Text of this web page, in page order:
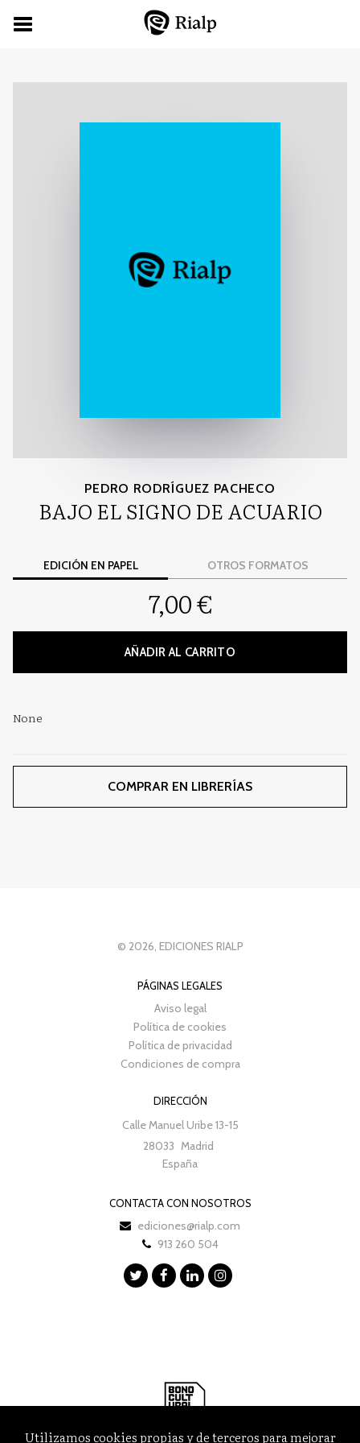
PEDRO RODRÍGUEZ PACHECO
BAJO EL SIGNO DE ACUARIO
EDICIÓN EN PAPEL OTROS FORMATOS
7,00 €
AÑADIR AL CARRITO
None
COMPRAR EN LIBRERÍAS
© 2026, EDICIONES RIALP
PÁGINAS LEGALES
Aviso legal
Política de cookies
Política de privacidad
Condiciones de compra
DIRECCIÓN
Calle Manuel Uribe 13-15
28033 Madrid
España
CONTACTA CON NOSOTROS
ediciones@rialp.com
913 260 504
Utilizamos cookies propias y de terceros para mejorar